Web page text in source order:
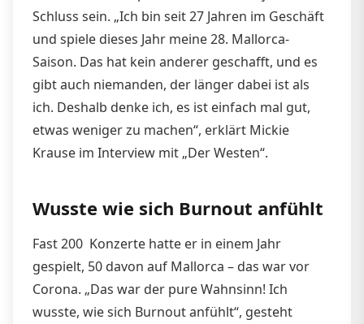
Schluss sein. „Ich bin seit 27 Jahren im Geschäft
und spiele dieses Jahr meine 28. Mallorca-
Saison. Das hat kein anderer geschafft, und es
gibt auch niemanden, der länger dabei ist als
ich. Deshalb denke ich, es ist einfach mal gut,
etwas weniger zu machen“, erklärt Mickie
Krause im Interview mit „Der Westen“.
Wusste wie sich Burnout anfühlt
Fast 200 Konzerte hatte er in einem Jahr
gespielt, 50 davon auf Mallorca – das war vor
Corona. „Das war der pure Wahnsinn! Ich
wusste, wie sich Burnout anfühlt“, gesteht